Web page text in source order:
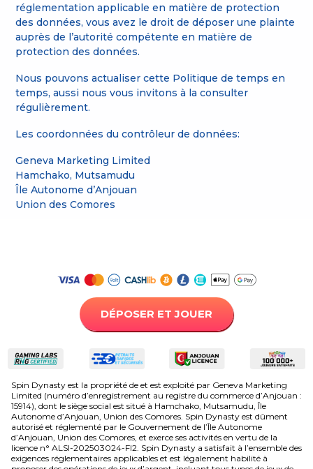
réglementation applicable en matière de protection
des données, vous avez le droit de déposer une plainte
auprès de l’autorité compétente en matière de
protection des données.
Nous pouvons actualiser cette Politique de temps en
temps, aussi nous vous invitons à la consulter
régulièrement.
Les coordonnées du contrôleur de données:
Geneva Marketing Limited
Hamchako, Mutsamudu
Île Autonome d’Anjouan
Union des Comores
DÉPOSER ET JOUER
Spin Dynasty est la propriété de et est exploité par Geneva Marketing
Limited (numéro d’enregistrement au registre du commerce d’Anjouan :
15914), dont le siège social est situé à Hamchako, Mutsamudu, Île
Autonome d’Anjouan, Union des Comores. Spin Dynasty est dûment
autorisé et réglementé par le Gouvernement de l’Île Autonome
d’Anjouan, Union des Comores, et exerce ses activités en vertu de la
licence n° ALSI-202503024-FI2. Spin Dynasty a satisfait à l’ensemble des
exigences réglementaires applicables et est légalement habilité à